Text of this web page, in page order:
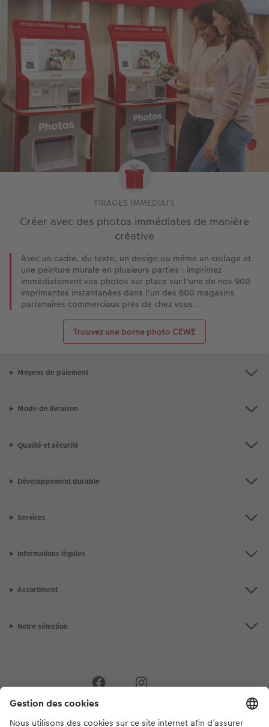
TIRAGES IMMÉDIATS
Créer avec des photos immédiates de manière
créative
Avec un cadre, du texte, un design ou même un collage et
une peinture murale en plusieurs parties : imprimez
immédiatement vos photos sur place sur l'une de nos 900
imprimantes instantanées dans l'un des 800 magasins
partenaires commerciaux près de chez vous.
Trouvez une borne photo CEWE
Moyens de paiement
Mode de livraison
Qualité et sécurité
Développement durable
Services
Informations légales
Assortiment
Notre sélection
Si vous avez des questions concernant nos produits ou votre commande,